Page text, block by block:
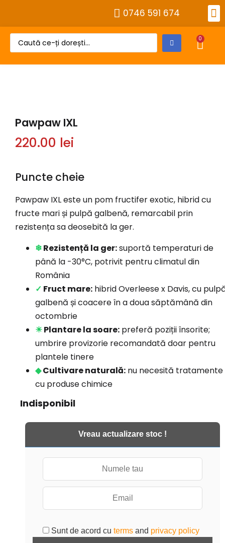
0746 591 674
0
Pawpaw IXL
220.00 lei
Puncte cheie
Pawpaw IXL este un pom fructifer exotic, hibrid cu
fructe mari și pulpă galbenă, remarcabil prin
rezistența sa deosebită la ger.
❄Rezistență la ger:suportă temperaturi de
până la -30°C, potrivit pentru climatul din
România
✓ Fruct mare: hibrid Overleese x Davis, cu
galbenă și coacere în a doua săptămână din
octombrie
☀Plantare la soare: preferă poziții însorite;
umbrire provizorie recomandată doar pentru
plantele tinere
◆Cultivare naturală: nu necesită tratamente
cu produse chimice
Indisponibil
Vreau actualizare stoc !
Sunt de acord cu terms and privacy policy